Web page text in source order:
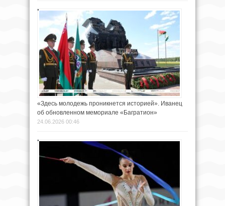
«Здесь молодежь проникнется историей». Иванец
об обновленном мемориале «Багратион»
24.06.2026 00:46